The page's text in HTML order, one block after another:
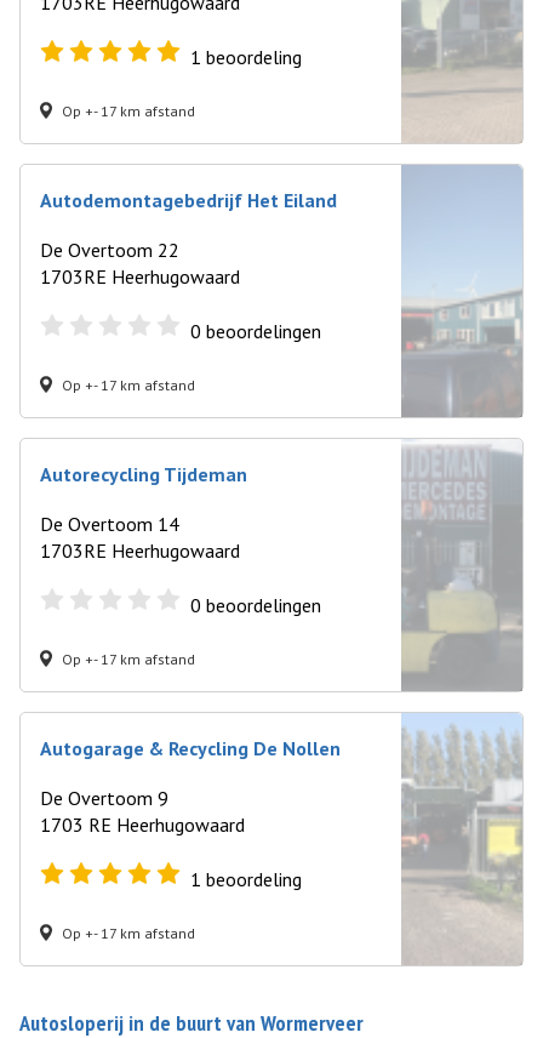
1 beoordeling
Op +- 17 km afstand
Autodemontagebedrijf Het Eiland
De Overtoom 22
1703RE Heerhugowaard
0 beoordelingen
Op +- 17 km afstand
Autorecycling Tijdeman
De Overtoom 14
1703RE Heerhugowaard
0 beoordelingen
Op +- 17 km afstand
Autogarage & Recycling De Nollen
De Overtoom 9
1703 RE Heerhugowaard
1 beoordeling
Op +- 17 km afstand
Autosloperij in de buurt van Wormerveer